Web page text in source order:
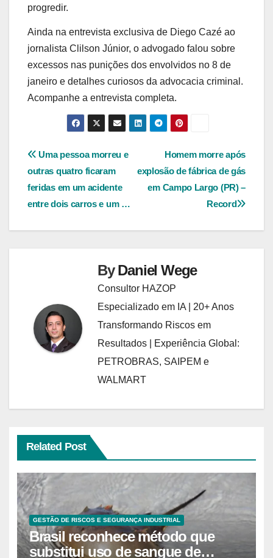
progredir.
Ainda na entrevista exclusiva de Diego Cazé ao
jornalista Clilson Júnior, o advogado falou sobre
excessos nas punições dos envolvidos no 8 de
janeiro e detalhes curiosos da advocacia criminal.
Acompanhe a entrevista completa.
Navegação
de
Post
Homem morre após
explosão de fábrica de gás
em Campo Largo (PR) –
Record
Uma pessoa morreu e
outras quatro ficaram
feridas em um acidente
entre dois carros e um …
ByDaniel Wege
Consultor HAZOP
Especializado em IA | 20+ Anos
Transformando Riscos em
Resultados | Experiência Global:
PETROBRAS, SAIPEM e
WALMART
Related Post
GESTÃO DE RISCOS E SEGURANÇA INDUSTRIAL
Brasil reconhece método que
substitui uso de sangue de